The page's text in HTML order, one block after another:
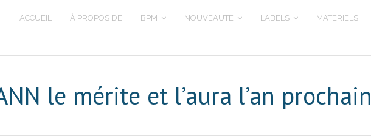
ACCUEIL À PROPOS DE BPM NOUVEAUTE LABELS MATERIELS
le mérite et l’aura l’an prochain